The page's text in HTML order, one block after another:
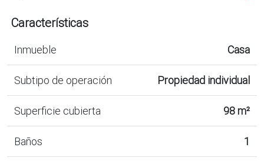
Características
Inmueble Casa
Subtipo de operación Propiedad individual
Superficie cubierta 98 m²
Baños 1